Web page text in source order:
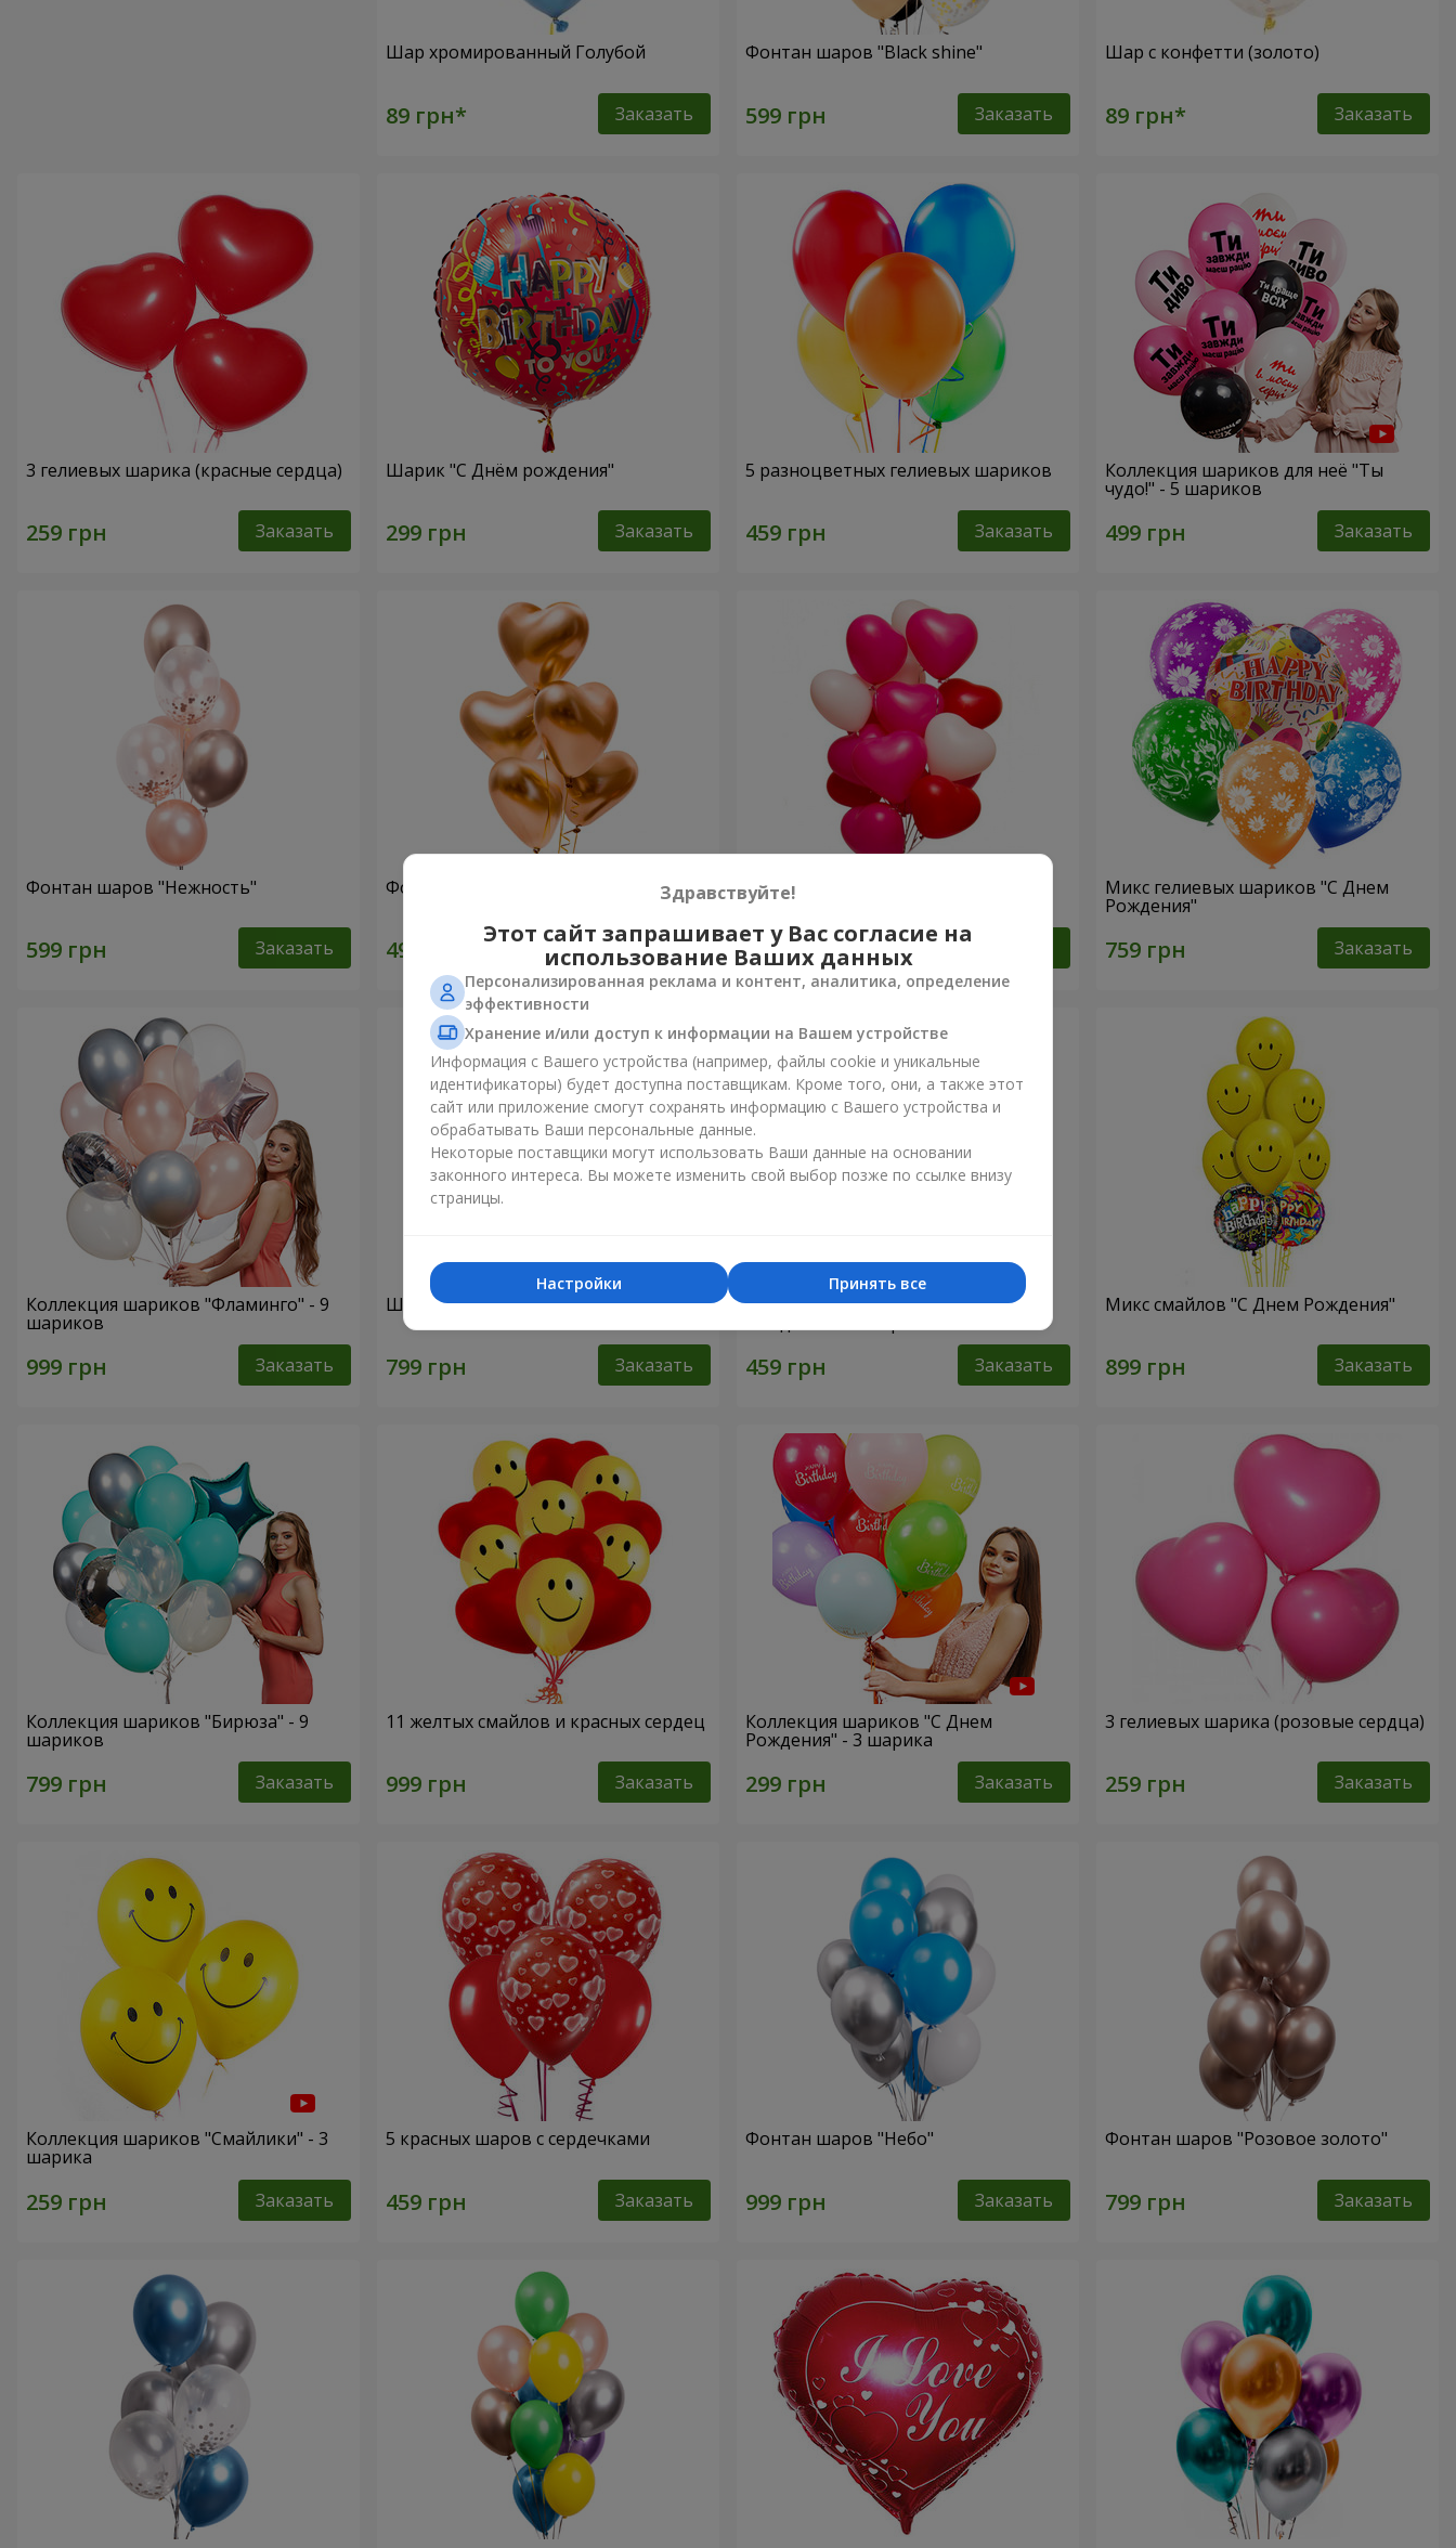
Шар хромированный Голубой
Заказать
Фонтан шаров "Black shine"
Заказать
Шар с конфетти (золото)
Заказать
3 гелиевых шарика (красные сердца)
Заказать
Шарик "С Днём рождения"
Заказать
5 разноцветных гелиевых шариков
Заказать
Коллекция шариков для неё "Ты
чудо!" - 5 шариков
Заказать
Фонтан шаров "Нежность"
Заказать
Фонтан шаров “Golden hearts”
Заказать
15 гелиевых шариков (в форме
сердец)
Микс гелиевых шариков "C Днем
Рождения"
Заказать
Коллекция шариков "Фламинго" - 9
шариков
Заказать
Шарики "Цифры"
Заказать
Коллекция шариков "С Днем
Заказать
Микс смайлов "C Днем Рождения"
Заказать
Коллекция шариков "Бирюза" - 9
шариков
Заказать
11 желтых смайлов и красных сердец
Заказать
Коллекция шариков "С Днем
Рождения" - 3 шарика
Заказать
3 гелиевых шарика (розовые сердца)
Заказать
Коллекция шариков "Смайлики" - 3
шарика
Заказать
5 красных шаров с сердечками
Заказать
Фонтан шаров "Небо"
Заказать
Фонтан шаров "Розовое золото"
Заказать
Здравствуйте!
Этот сайт запрашивает у Вас согласие на
использование Ваших данных
Персонализированная реклама и контент, аналитика, определение
эффективности
Хранение и/или доступ к информации на Вашем устройстве
Информация с Вашего устройства (например, файлы cookie и уникальные
идентификаторы) будет доступна поставщикам. Кроме того, они, а также этот
сайт или приложение смогут сохранять информацию с Вашего устройства и
обрабатывать Ваши персональные данные.
Некоторые поставщики могут использовать Ваши данные на основании
законного интереса. Вы можете изменить свой выбор позже по ссылке внизу
страницы.
Принять все
Настройки